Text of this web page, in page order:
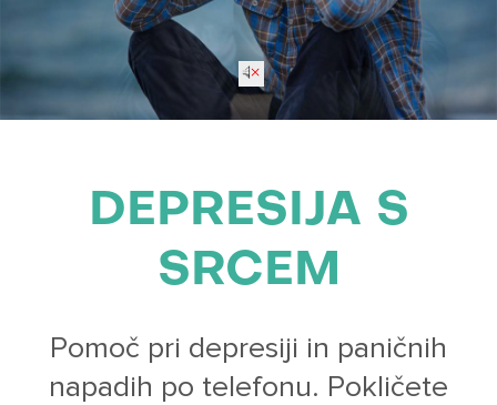
DEPRESIJA S
SRCEM
Pomoč pri depresiji in paničnih
napadih po telefonu. Pokličete